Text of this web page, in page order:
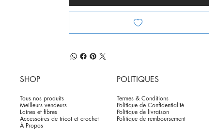
SHOP
Tous nos produits
Meilleurs vendeurs
Laines et fibres
Accessoires de tricot et crochet
À Propos
POLITIQUES
Termes & Conditions
Politique de Confidentialité
Politique de livraison
Politique de remboursement